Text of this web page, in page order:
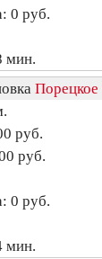
0 руб.
мин.
Порецкое
руб.
руб.
0 руб.
мин.